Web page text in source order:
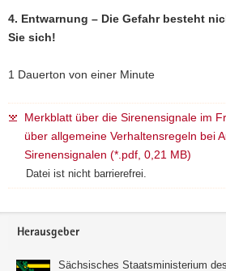
4. Entwarnung – Die Gefahr besteht
Sie sich!
1 Dauerton von einer Minute
Merkblatt über die Sirenensignale im
über allgemeine Verhaltensregeln bei
Sirenensignalen (*.pdf, 0,21 MB)
Datei ist nicht barrierefrei.
Footer-
Herausgeber
Sächsisches Staatsministerium